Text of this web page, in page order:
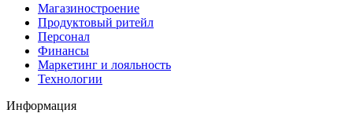
Магазиностроение
Продуктовый ритейл
Персонал
Финансы
Маркетинг и лояльность
Технологии
Информация